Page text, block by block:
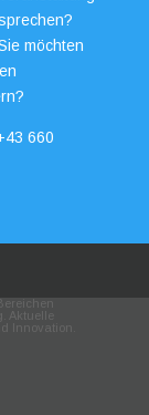
möchten
660
Aktuelle
Innovation.